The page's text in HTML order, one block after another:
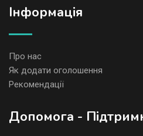
Iнформація
Про нас
Як додати оголошення
Рекомендації
Допомога -